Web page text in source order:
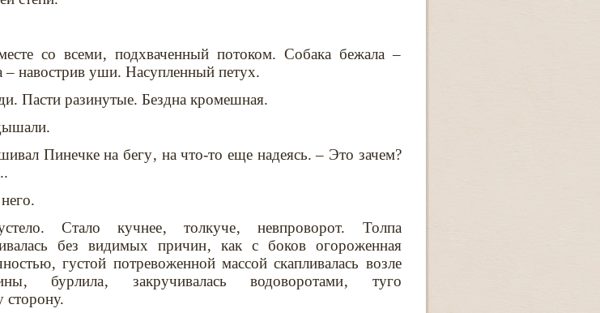
со всеми‚ подхваченный потоком. Собака бежала –
– навострив уши. Насупленный петух.
Пасти разинутые. Бездна кромешная.
Пинечке на бегу‚ на что-то еще надеясь. – Это зачем?
Стало кучнее‚ толкуче‚ невпроворот. Толпа
без видимых причин‚ как с боков огороженная
густой потревоженной массой скапливалась возле
бурлила‚ закручивалась водоворотами‚ туго
сторону.